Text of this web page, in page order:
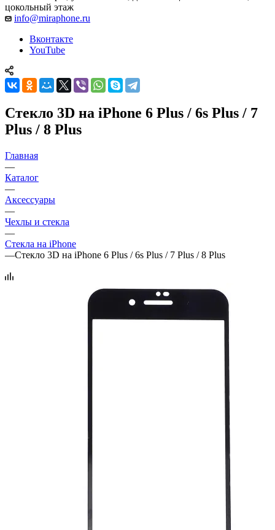
цокольный этаж
info@miraphone.ru
Вконтакте
YouTube
Стекло 3D на iPhone 6 Plus / 6s Plus / 7
Plus / 8 Plus
Главная
—
Каталог
—
Аксессуары
—
Чехлы и стекла
—
Стекла на iPhone
—Стекло 3D на iPhone 6 Plus / 6s Plus / 7 Plus / 8 Plus